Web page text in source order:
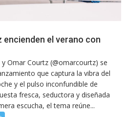
encienden el verano con
y Omar Courtz (@omarcourtz) se
que captura la vibra del
y el pulso inconfundible de
fresca, seductora y diseñada
escucha, el tema reúne...